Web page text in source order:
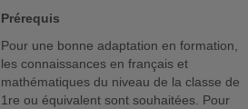
Prérequis
Pour une bonne adaptation en formation,
les connaissances en français et
mathématiques du niveau de la classe de
1re ou équivalent sont souhaitées. Pour